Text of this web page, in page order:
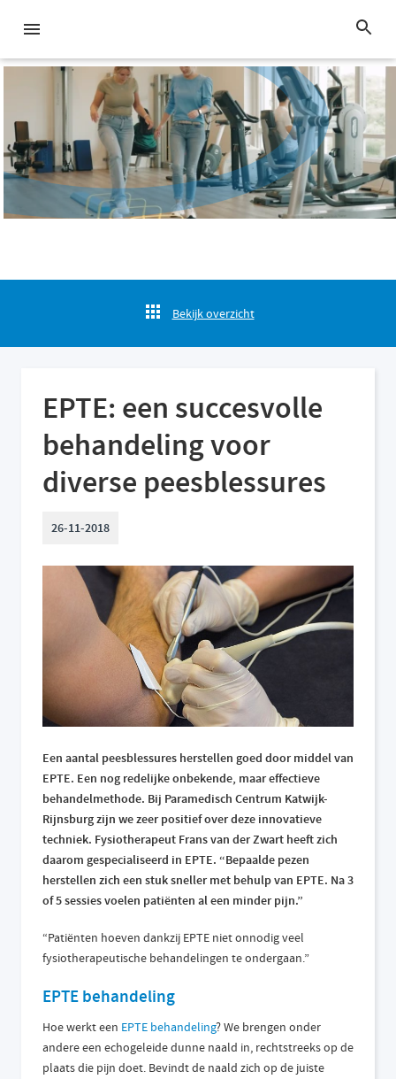
Bekijk overzicht
EPTE: een succesvolle
behandeling voor
diverse peesblessures
26-11-2018
Een aantal peesblessures herstellen goed door middel van
EPTE. Een nog redelijke onbekende, maar effectieve
behandelmethode. Bij Paramedisch Centrum Katwijk-
Rijnsburg zijn we zeer positief over deze innovatieve
techniek. Fysiotherapeut Frans van der Zwart heeft zich
daarom gespecialiseerd in EPTE. “Bepaalde pezen
herstellen zich een stuk sneller met behulp van EPTE. Na 3
of 5 sessies voelen patiënten al een minder pijn.”
“Patiënten hoeven dankzij EPTE niet onnodig veel
fysiotherapeutische behandelingen te ondergaan.”
EPTE behandeling
Hoe werkt een EPTE behandeling? We brengen onder
andere een echogeleide dunne naald in, rechtstreeks op de
plaats die pijn doet. Bevindt de naald zich op de juiste